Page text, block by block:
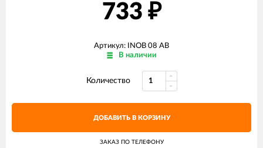
733 ₽
Артикул: INOB 08 AB
В наличии
Количество
ДОБАВИТЬ В КОРЗИНУ
ЗАКАЗ ПО ТЕЛЕФОНУ